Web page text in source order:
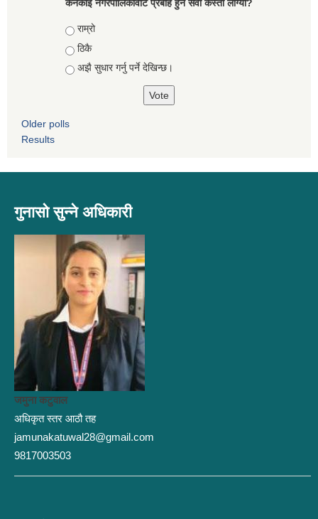
कनकाई नगरपालिकावाट प्रबाह हुने सेवा कस्तो लाग्यो?
Choices
राम्रो
ठिकै
अझै सुधार गर्नु पर्ने देखिन्छ।
Older polls
Results
गुनासो सुन्ने अधिकारी
जमुना कटुवाल
अधिकृत स्तर आठौ तह
jamunakatuwal28@gmail.com
9817003503